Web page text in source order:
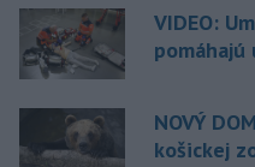
VIDEO:
pomáhajú
NOVÝ
košickej